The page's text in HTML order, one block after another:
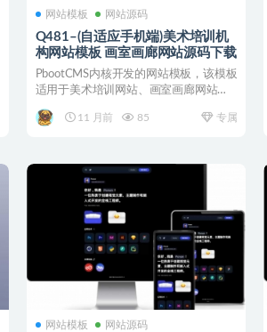
网站模板 网站源码
Q481–(自适应手机端)美术培训机
构网站模板 画室画廊网站源码下载
PbootCMS内核开发的网站模板，该模板
适用于美术培训网站、画室画廊网站等
11 月前
85 专属
网站模板 网站源码